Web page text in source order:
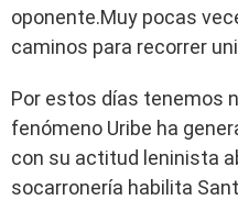
oponente.Muy pocas
caminos para recorrer
Por estos días tenemos
fenómeno Uribe ha
con su actitud leninista
socarronería habilita